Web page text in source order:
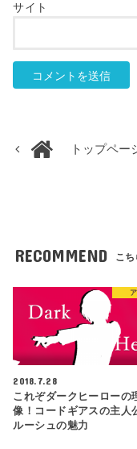
サイト
トップペー
RECOMMEND こち
2018.7.28
これぞダークヒーローの
像！コードギアスの主人
ルーシュの魅力